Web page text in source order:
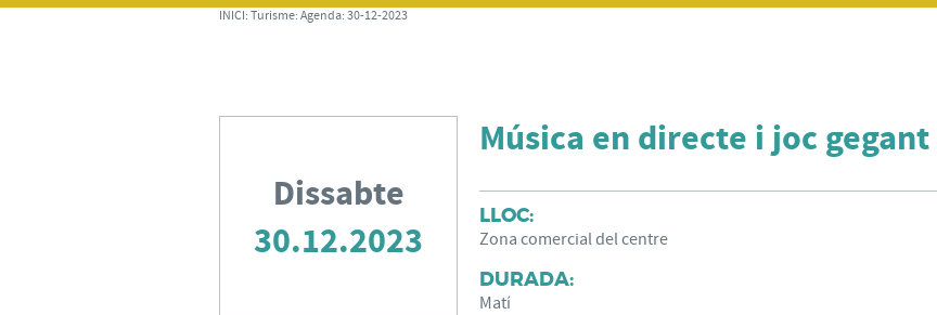
INICI: Turisme: Agenda: 30-12-2023
Dissabte
30.12.2023
Música en directe i joc gegant
LLOC:
Zona comercial del centre
DURADA:
Matí